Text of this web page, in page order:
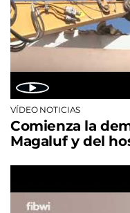
VÍDEO NOTICIAS
Comienza la
Magaluf y del